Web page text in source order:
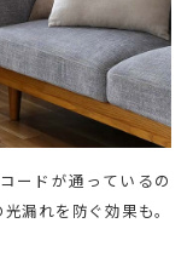
ードが通っているの
漏れを防ぐ効果も。